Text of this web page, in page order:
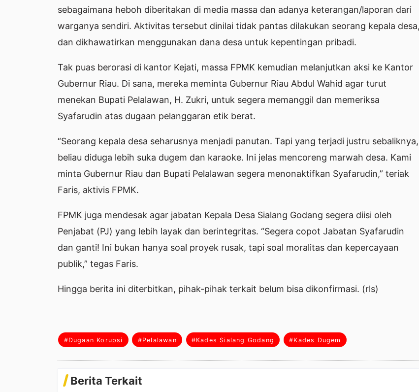
sebagaimana heboh diberitakan di media massa dan adanya keterangan/laporan dari
warganya sendiri. Aktivitas tersebut dinilai tidak pantas dilakukan seorang kepala desa,
dan dikhawatirkan menggunakan dana desa untuk kepentingan pribadi.
Tak puas berorasi di kantor Kejati, massa FPMK kemudian melanjutkan aksi ke Kantor
Gubernur Riau. Di sana, mereka meminta Gubernur Riau Abdul Wahid agar turut
menekan Bupati Pelalawan, H. Zukri, untuk segera memanggil dan memeriksa
Syafarudin atas dugaan pelanggaran etik berat.
“Seorang kepala desa seharusnya menjadi panutan. Tapi yang terjadi justru sebaliknya,
beliau diduga lebih suka dugem dan karaoke. Ini jelas mencoreng marwah desa. Kami
minta Gubernur Riau dan Bupati Pelalawan segera menonaktifkan Syafarudin,” teriak
Faris, aktivis FPMK.
FPMK juga mendesak agar jabatan Kepala Desa Sialang Godang segera diisi oleh
Penjabat (PJ) yang lebih layak dan berintegritas. “Segera copot Jabatan Syafarudin
dan ganti! Ini bukan hanya soal proyek rusak, tapi soal moralitas dan kepercayaan
publik,” tegas Faris.
Hingga berita ini diterbitkan, pihak-pihak terkait belum bisa dikonfirmasi. (rls)
#Dugaan Korupsi #Pelalawan #Kades Sialang Godang #Kades Dugem
Berita Terkait